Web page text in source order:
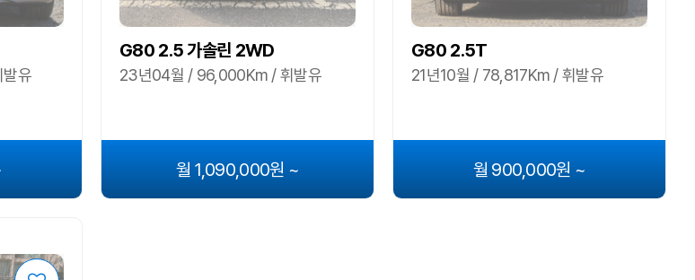
유
G80 2.5 가솔린 2WD
23년04월 / 96,000Km / 휘발유
월 1,090,000원 ~
G80 2.5T
21년10월 / 78,817Km / 휘발유
월 900,000원 ~